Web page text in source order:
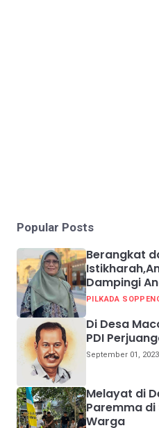
Popular Posts
Berangkat
Dampingi
PILKADA
Di Desa
PDI
September 01, 2023
Melayat di
Paremma di
Warga